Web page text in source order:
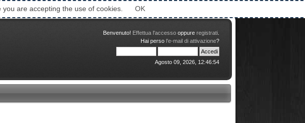
Benvenuto! Effettua l'accesso oppure registrati
Hai perso l'e-mail di attivazione?
Agosto 09, 2026, 12:46:54
are accepting the use of cookies. OK